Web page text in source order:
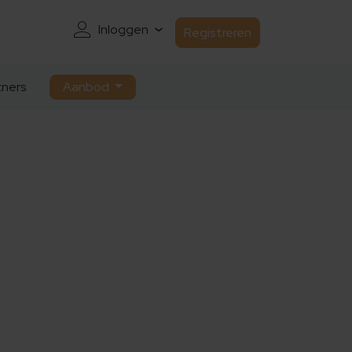
Inloggen Registreren
Aanbod